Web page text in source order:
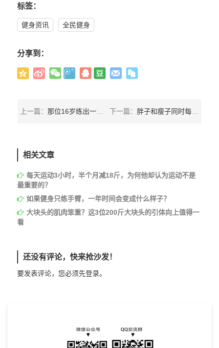
标签：
健身资讯 全民健身
分享到：
上一篇： 那位16岁练出一身肌肉，却说要放弃健美的亚裔男孩，他现在怎样了 下一篇： 胖子和瘦子同时每天只喝蛋白粉，7天后他们会发生怎样的变化？
相关文章
每天运动3小时，半个月减18斤，为何他却认为运动不是
最重要的？
如果健身只练手臂，一年时间会变成什么样子？
大块头的肌肉笨重？这3位200斤大块头的引体向上值得一
看
还没有评论，快来抢沙发！
要发表评论，您必须先登录。